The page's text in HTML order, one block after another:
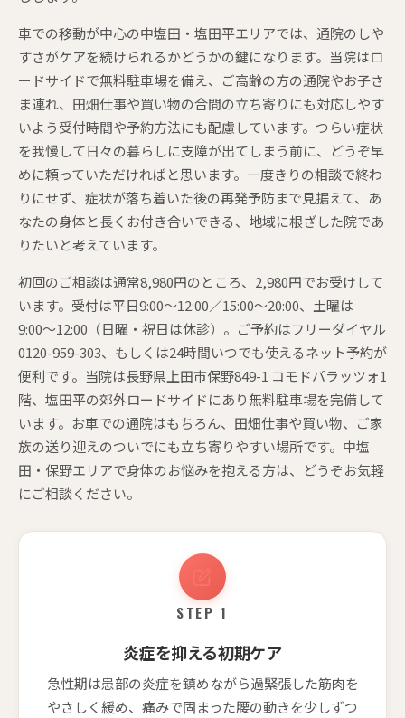
車での移動が中心の中塩田・塩田平エリアでは、通院のしや
すさがケアを続けられるかどうかの鍵になります。当院はロ
ードサイドで無料駐車場を備え、ご高齢の方の通院やお子さ
ま連れ、田畑仕事や買い物の合間の立ち寄りにも対応しやす
いよう受付時間や予約方法にも配慮しています。つらい症状
を我慢して日々の暮らしに支障が出てしまう前に、どうぞ早
めに頼っていただければと思います。一度きりの相談で終わ
りにせず、症状が落ち着いた後の再発予防まで見据えて、あ
なたの身体と長くお付き合いできる、地域に根ざした院であ
りたいと考えています。
初回のご相談は通常8,980円のところ、2,980円でお受けして
います。受付は平日9:00〜12:00／15:00〜20:00、土曜は
9:00〜12:00（日曜・祝日は休診）。ご予約はフリーダイヤル
0120-959-303、もしくは24時間いつでも使えるネット予約が
便利です。当院は長野県上田市保野849-1 コモドパラッツォ1
階、塩田平の郊外ロードサイドにあり無料駐車場を完備して
います。お車での通院はもちろん、田畑仕事や買い物、ご家
族の送り迎えのついでにも立ち寄りやすい場所です。中塩
田・保野エリアで身体のお悩みを抱える方は、どうぞお気軽
にご相談ください。
STEP 1
炎症を抑える初期ケア
急性期は患部の炎症を鎮めながら過緊張した筋肉を
やさしく緩め、痛みで固まった腰の動きを少しずつ